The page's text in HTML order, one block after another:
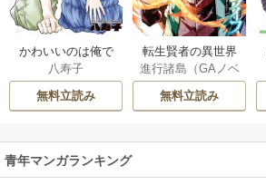
かわいいのは俺で
ある 4巻
八寿子
無料立読み
転生賢者の異世界
ライフ～第二の職
業を得て、世界最
強になりました～ 3
進行諸島（GAノベ
ル／SBクリエイテ
ィブ刊）/彭傑（Fr
花風花
無料立読み
青年マンガランキング